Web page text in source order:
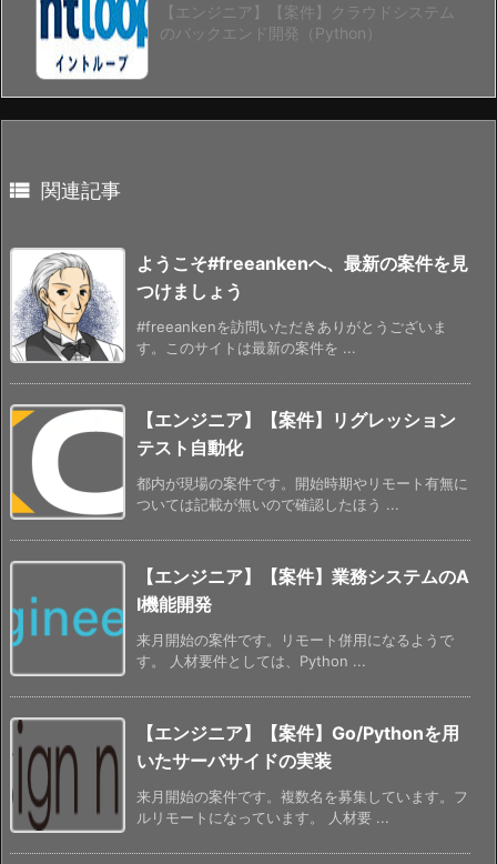
【エンジニア】【案件】クラウドシステム
のバックエンド開発（Python）
 関連記事
ようこそ#freeankenへ、最新の案件を見
つけましょう
#freeankenを訪問いただきありがとうございま
す。このサイトは最新の案件を ...
【エンジニア】【案件】リグレッション
テスト自動化
都内が現場の案件です。開始時期やリモート有無に
ついては記載が無いので確認したほう ...
【エンジニア】【案件】業務システムのA
I機能開発
来月開始の案件です。リモート併用になるようで
す。 人材要件としては、Python ...
【エンジニア】【案件】Go/Pythonを用
いたサーバサイドの実装
来月開始の案件です。複数名を募集しています。フ
ルリモートになっています。 人材要 ...